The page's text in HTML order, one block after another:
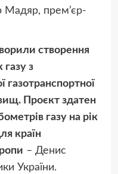
Мадяр, прем’єр-
створення
з
газотранспортної
Проєкт здатен
газу на рік
країн
– Денис
України.